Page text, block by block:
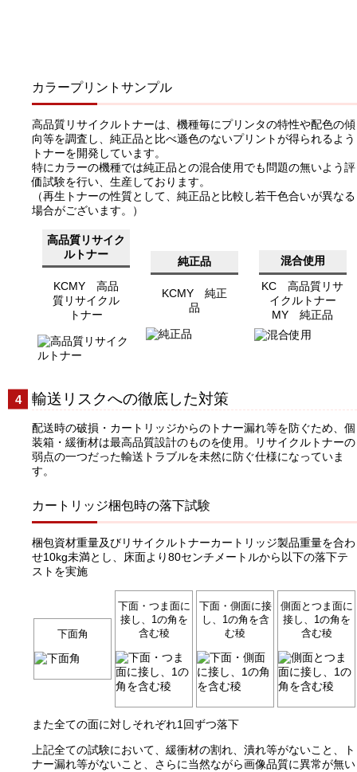
カラープリントサンプル
高品質リサイクルトナーは、機種毎にプリンタの特性や配色の傾
向等を調査し、純正品と比べ遜色のないプリントが得られるよう
トナーを開発しています。
特にカラーの機種では純正品との混合使用でも問題の無いよう評
価試験を行い、生産しております。
（再生トナーの性質として、純正品と比較し若干色合いが異なる
場合がございます。）
高品質リサイク
ルトナー
KCMY 高品
質リサイクル
トナー
純正品
KCMY 純正
品
混合使用
KC 高品質リサ
イクルトナー
MY 純正品
輸送リスクへの徹底した対策
配送時の破損・カートリッジからのトナー漏れ等を防ぐため、個
装箱・緩衝材は最高品質設計のものを使用。リサイクルトナーの
弱点の一つだった輸送トラブルを未然に防ぐ仕様になっていま
す。
カートリッジ梱包時の落下試験
梱包資材重量及びリサイクルトナーカートリッジ製品重量を合わ
せ10kg未満とし、床面より80センチメートルから以下の落下テ
ストを実施
下面角
下面・つま面に
接し、1の角を
含む稜
下面・側面に接
し、1の角を含
む稜
側面とつま面に
接し、1の角を
含む稜
また全ての面に対しそれぞれ1回ずつ落下
上記全ての試験において、緩衝材の割れ、潰れ等がないこと、ト
ナー漏れ等がないこと、さらに当然ながら画像品質に異常が無い